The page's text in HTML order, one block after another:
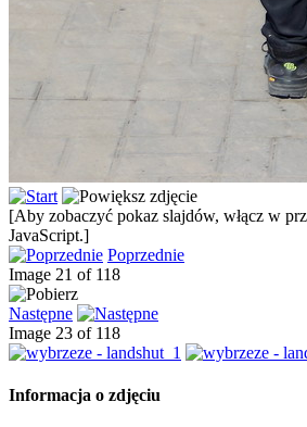
[Aby zobaczyć pokaz slajdów, włącz w
JavaScript.]
Poprzednie
Image 21 of 118
Następne
Image 23 of 118
Informacja o zdjęciu